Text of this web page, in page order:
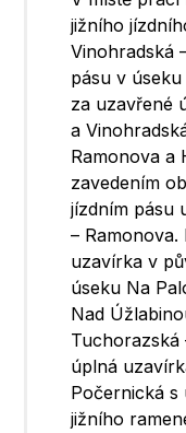
jižního
Vinohradská
pásu v
za uzavřené
a
Ramonova a
zavedením
jízdním pásu
–
uzavírka v
úseku Na
Nad
Tuchorazská
úplná
Počernická s
jižního